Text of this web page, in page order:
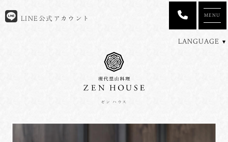
ゼン ハウス
LINE公式アカウント
LANGUAGE
MENU